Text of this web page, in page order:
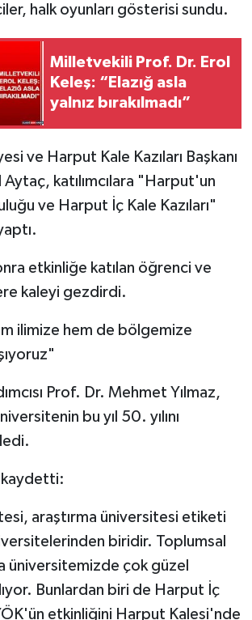
halk oyunları gösterisi sundu.
Milletvekili Prof. Dr. Erol
Keleş: “Elazığ asla
yalnız bırakılmadı”
ve Harput Kale Kazıları Başkanı
Aytaç, katılımcılara "Harput'un
ve Harput İç Kale Kazıları"
etkinliğe katılan öğrenci ve
kaleyi gezdirdi.
ilimize hem de bölgemize
Prof. Dr. Mehmet Yılmaz,
bu yıl 50. yılını
kaydetti:
araştırma üniversitesi etiketi
biridir. Toplumsal
üniversitemizde çok güzel
Bunlardan biri de Harput İç
etkinliğini Harput Kalesi'nde